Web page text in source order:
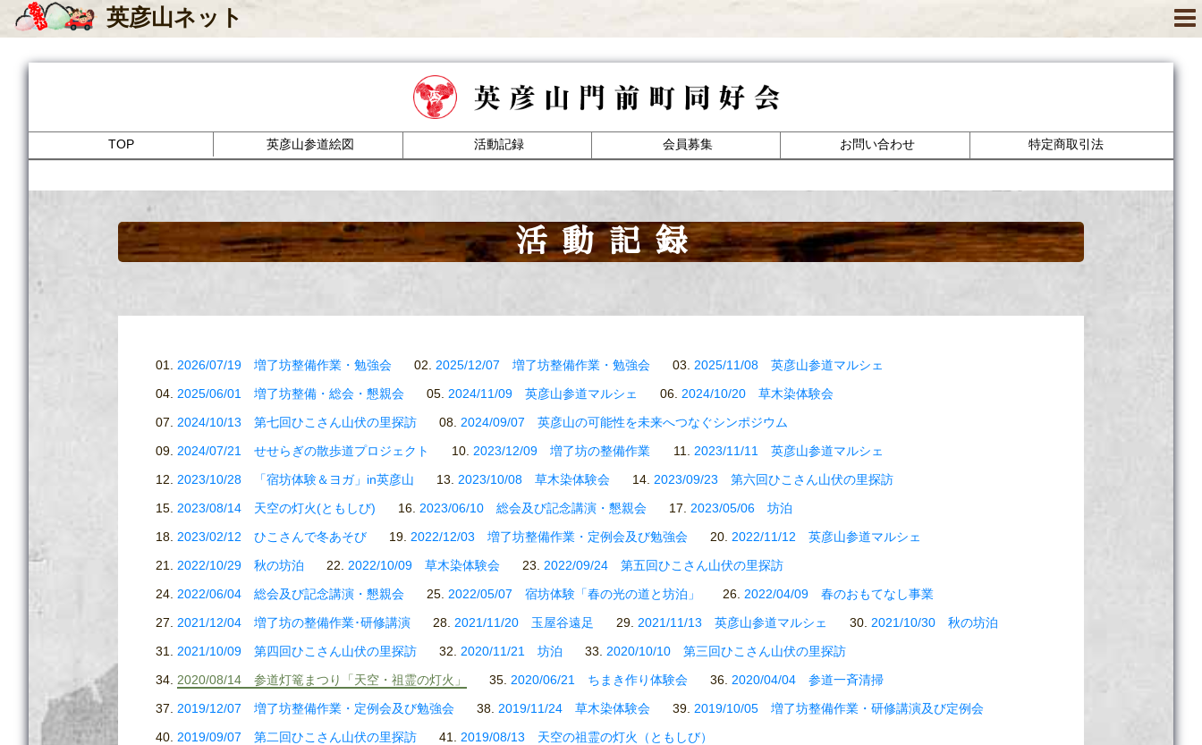
英彦山ネット
TOP 英彦山参道絵図 活動記録 会員募集 お問い合わせ 特定商取引法
活動記録
2026/07/19 増了坊整備作業・勉強会 2025/12/07 増了坊整備作業・勉強会
2025/11/08 英彦山参道マルシェ
2025/06/01 増了坊整備・総会・懇親会
2024/11/09 英彦山参道マルシェ
2024/10/20 草木染体験会
2024/10/13 第七回ひこさん山伏の里探訪
2024/09/07 英彦山の可能性を未来へつなぐシンポジウム
2024/07/21 せせらぎの散歩道プロジェクト
2023/12/09 増了坊の整備作業
2023/11/11 英彦山参道マルシェ
2023/10/28 「宿坊体験＆ヨガ」in英彦山
2023/10/08 草木染体験会
2023/09/23 第六回ひこさん山伏の里探訪
2023/08/14 天空の灯火(ともしび)
2023/06/10 総会及び記念講演・懇親会
2023/05/06 坊泊
2023/02/12 ひこさんで冬あそび
2022/12/03 増了坊整備作業・定例会及び勉強会
2022/11/12 英彦山参道マルシェ
2022/10/29 秋の坊泊
2022/10/09 草木染体験会
2022/09/24 第五回ひこさん山伏の里探訪
2022/06/04 総会及び記念講演・懇親会
2022/05/07 宿坊体験「春の光の道と坊泊」
2022/04/09 春のおもてなし事業
2021/12/04 増了坊の整備作業･研修講演
2021/11/20 玉屋谷遠足 2021/11/13 英彦山参道マルシェ
2021/10/30 秋の坊泊
2021/10/09 第四回ひこさん山伏の里探訪
2020/11/21 坊泊
2020/10/10 第三回ひこさん山伏の里探訪
2020/08/14 参道灯篭まつり「天空・祖霊の灯火」
2020/06/21 ちまき作り体験会
2020/04/04 参道一斉清掃
2019/12/07 増了坊整備作業・定例会及び勉強会
2019/11/24 草木染体験会
2019/10/05 増了坊整備作業・研修講演及び定例会
2019/09/07 第二回ひこさん山伏の里探訪
2019/08/13 天空の祖霊の灯火（ともしび）